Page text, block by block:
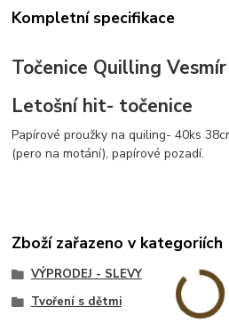
Kompletní specifikace
Točenice Quilling Vesmír
Letošní hit- točenice
Papírové proužky na quiling- 40ks
(pero na motání), papírové pozadí.
Zboží zařazeno v kategoriích
VÝPRODEJ - SLEVY
Tvoření s dětmi